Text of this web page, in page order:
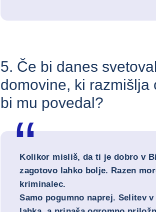
5. Če bi danes
domovine, ki razmišlja
bi mu povedal?
Kolikor misliš, da ti je dobro v
zagotovo lahko bolje. Razen
kriminalec.
Samo pogumno naprej. Selitev